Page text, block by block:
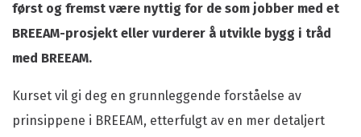
først og fremst være nyttig for de som jobber med et
BREEAM-prosjekt eller vurderer å utvikle bygg i tråd
med BREEAM.
Kurset vil gi deg en grunnleggende forståelse av
prinsippene i BREEAM, etterfulgt av en mer detaljert